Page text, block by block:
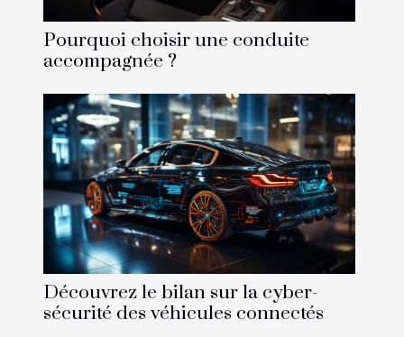
Pourquoi choisir une conduite
accompagnée ?
Découvrez le bilan sur la cyber-
sécurité des véhicules connectés